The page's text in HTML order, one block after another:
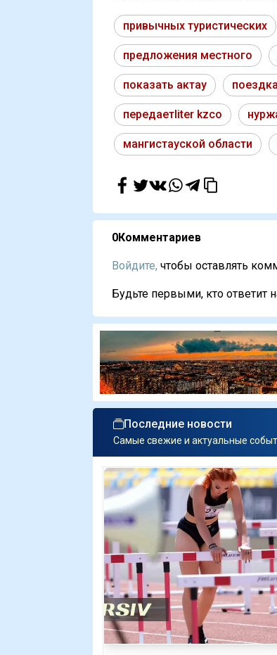
привычных туристических
предложения местного
показать актау
передаетliter kzсо
мангистауской области
0Комментариев
Войдите, чтобы оставлять
Будьте первыми, кто ответит
Последние новости
Самые свежие и актуальные